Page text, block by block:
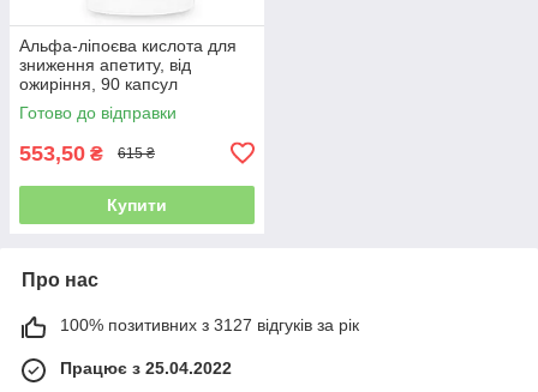
Альфа-ліпоєва кислота для
зниження апетиту, від
ожиріння, 90 капсул
Готово до відправки
553,50 ₴ 615 ₴
Купити
Про нас
100% позитивних з 3127 відгуків за рік
Працює з 25.04.2022